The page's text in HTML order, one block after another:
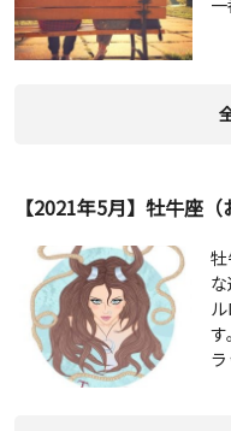
【2021年5月】牡牛座